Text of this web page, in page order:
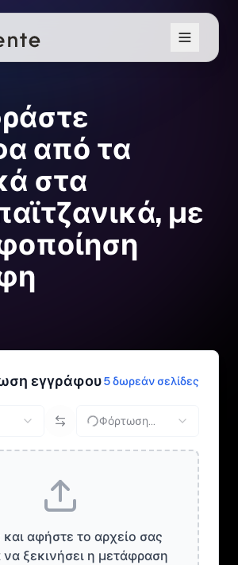
από τα
στα
με
εγγράφου5 δωρεάν σελίδες
Φόρτωση...
και αφήστε το αρχείο σας
να ξεκινήσει η μετάφραση